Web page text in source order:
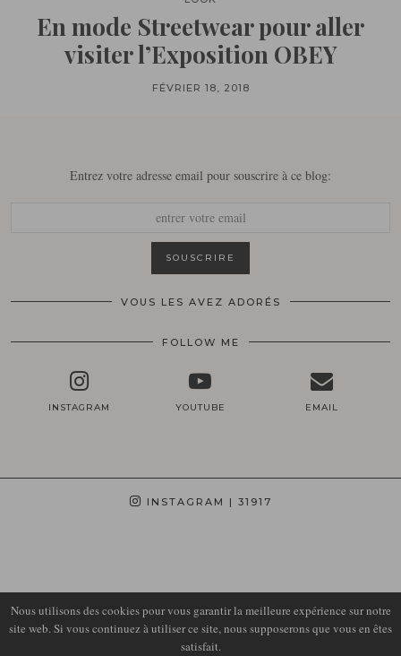
En mode Streetwear pour aller
visiter l’Exposition OBEY
FÉVRIER 18, 2018
Entrez votre adresse email pour souscrire à ce blog:
VOUS LES AVEZ ADORÉS
FOLLOW ME
INSTAGRAM YOUTUBE EMAIL
INSTAGRAM | 31917
LIRONS D'ELLE
Nous utilisons des cookies pour vous garantir la meilleure expérience sur notre
site web. Si vous continuez à utiliser ce site, nous supposerons que vous en êtes
satisfait.